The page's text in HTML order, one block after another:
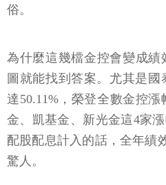
俗。
為什麼這幾檔金控會變成績
圖就能找到答案。尤其是
達50.11%，榮登全數金控
金、凱基金、新光金這4家
配股配息計入的話，全年績
驚人。